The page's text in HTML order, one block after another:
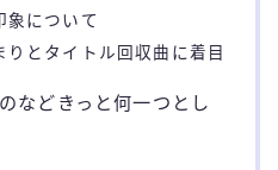
象について
りとタイトル回収曲に着目
などきっと何一つとし